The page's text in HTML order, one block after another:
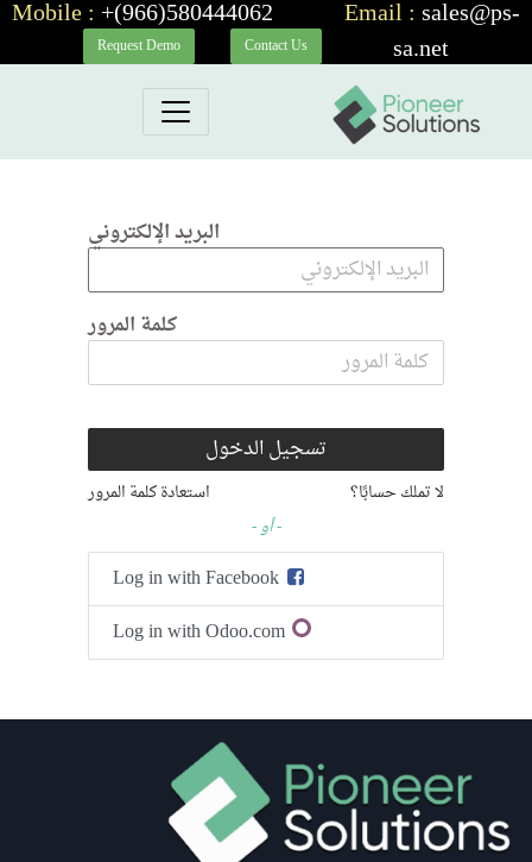
Mobile : +(966)580444062 Email :sales@ps-
sa.net
Contact Us
Request Demo
البريد الإلكتروني
كلمة المرور
تسجيل الدخول
لا تملك حسابًا؟
استعادة كلمة المرور
- أو -